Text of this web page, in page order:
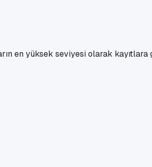
en yüksek seviyesi olarak kayıtlara